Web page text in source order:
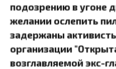
подозрению в угоне
желании ослепить
задержаны
организации
возглавляемой экс-